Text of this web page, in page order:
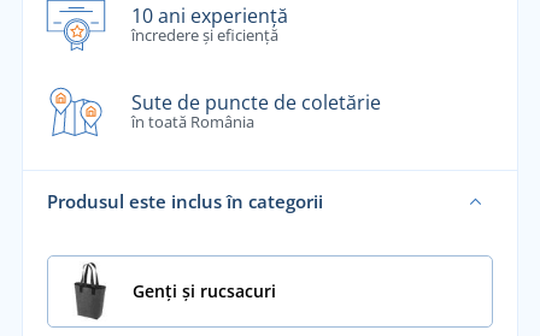
10 ani experiență
încredere și eficiență
Sute de puncte de coletărie
în toată România
Produsul este inclus în categorii
Genți și rucsacuri